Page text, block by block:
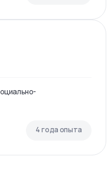
4 года опыта